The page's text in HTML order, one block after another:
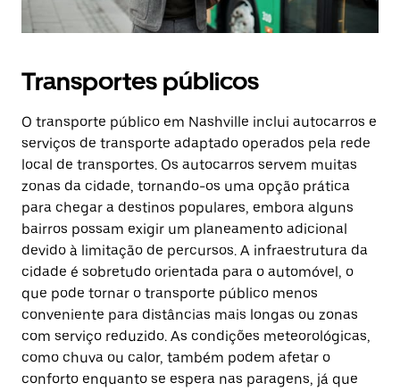
Transportes públicos
O transporte público em Nashville inclui autocarros e
serviços de transporte adaptado operados pela rede
local de transportes. Os autocarros servem muitas
zonas da cidade, tornando-os uma opção prática
para chegar a destinos populares, embora alguns
bairros possam exigir um planeamento adicional
devido à limitação de percursos. A infraestrutura da
cidade é sobretudo orientada para o automóvel, o
que pode tornar o transporte público menos
conveniente para distâncias mais longas ou zonas
com serviço reduzido. As condições meteorológicas,
como chuva ou calor, também podem afetar o
conforto enquanto se espera nas paragens, já que